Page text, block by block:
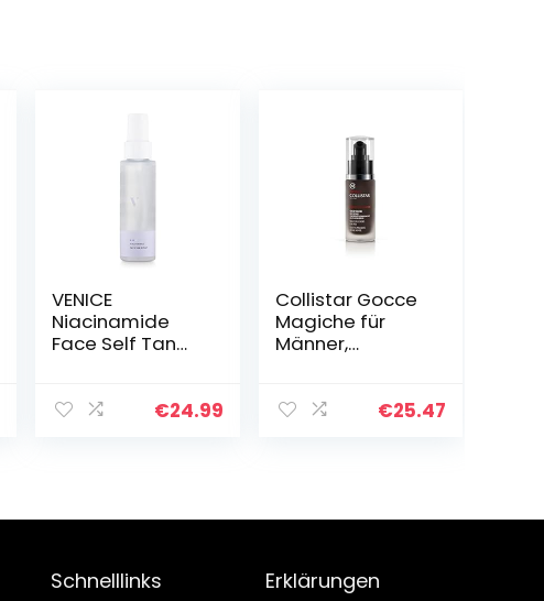
VENICE
Niacinamide
Face Self Tan
Spray | Gesicht,
Einwirkzeit…
€24.99
Collistar Gocce
Magiche für
Männer,
ultraschneller
€25.47
Schnelllinks Erklärungen